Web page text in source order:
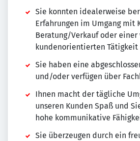
Sie konnten idealerweise
Erfahrungen im Umgang mit
Beratung/Verkauf oder
kundenorientierten Tätigkeit
Sie haben eine
und/oder verfügen über
Ihnen macht der tägliche
unseren Kunden Spaß und
hohe kommunikative
Sie überzeugen durch ein